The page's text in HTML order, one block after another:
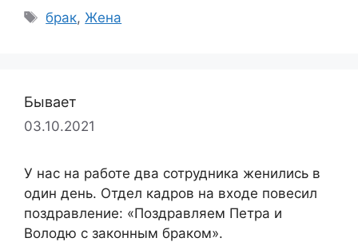
Метки
брак, Жена
Бывает
03.10.2021
У нас на работе два сотрудника женились в
один день. Отдел кадров на входе повесил
поздравление: «Поздравляем Петра и
Володю с законным браком».